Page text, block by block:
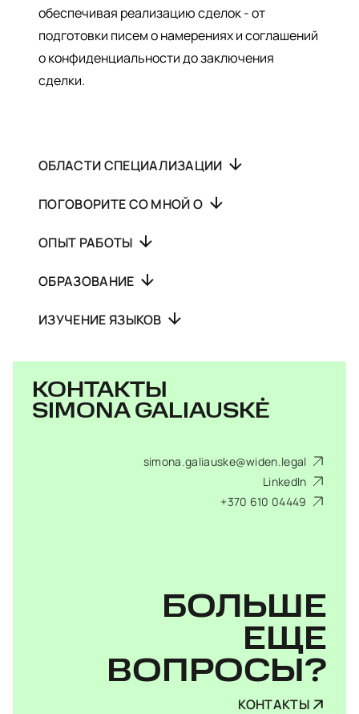
обеспечивая реализацию сделок - от
подготовки писем о намерениях и соглашений
о конфиденциальности до заключения
сделки.
ОБЛАСТИ СПЕЦИАЛИЗАЦИИ
ПОГОВОРИТЕ СО МНОЙ О
ОПЫТ РАБОТЫ
ОБРАЗОВАНИЕ
ИЗУЧЕНИЕ ЯЗЫКОВ
КОНТАКТЫ
SIMONA GALIAUSKĖ
simona.galiauske@widen.legal
LinkedIn
+370 610 04449
БОЛЬШЕ
ЕЩЕ
ВОПРОСЫ?
КОНТАКТЫ